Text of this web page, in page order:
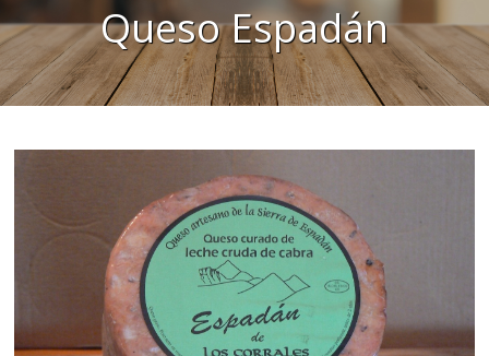
Queso Espadán